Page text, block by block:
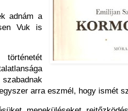
adnám a
Vuk is
arra eszmél, hogy ismét